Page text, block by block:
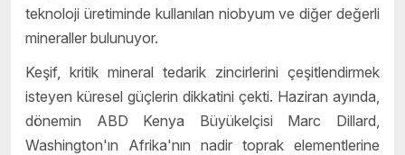
teknoloji üretiminde kullanılan niobyum ve diğer değerli
mineraller bulunuyor.
Keşif, kritik mineral tedarik zincirlerini çeşitlendirmek
isteyen küresel güçlerin dikkatini çekti. Haziran ayında,
dönemin ABD Kenya Büyükelçisi Marc Dillard,
Washington'ın Afrika'nın nadir toprak elementlerine